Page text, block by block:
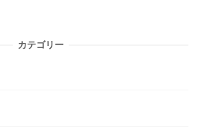
カテゴリー